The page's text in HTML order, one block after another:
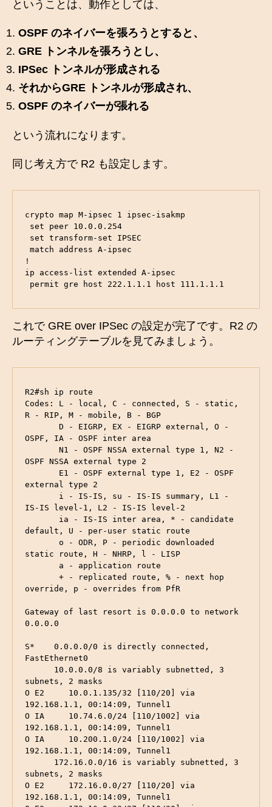
ということは、動作としては、
OSPF のネイバーを張ろうとすると、
GRE トンネルを張ろうとし、
IPSec トンネルが形成される
それからGRE トンネルが形成され、
OSPF のネイバーが張れる
という流れになります。
同じ考え方で R2 も設定します。
crypto map M-ipsec 1 ipsec-isakmp
!
ip access-list extended A-ipsec
permit gre host 222.1.1.1 host 111.1.1.1
これで GRE over IPSec の設定が完了です。R2 の
ルーティングテーブルを見てみましょう。
R2#sh ip route
Codes: L - local, C - connected, S - static,
R - RIP, M - mobile, B - BGP
OSPF, IA - OSPF inter area
OSPF NSSA external type 2
external type 2
IS-IS level-1, L2 - IS-IS level-2
default, U - per-user static route
static route, H - NHRP, l - LISP
override, p - overrides from PfR
Gateway of last resort is 0.0.0.0 to network
0.0.0.0
S*    0.0.0.0/0 is directly connected,
FastEthernet0
subnets, 2 masks
O E2     10.0.1.135/32 [110/20] via
192.168.1.1, 00:14:09, Tunnel1
O IA     10.74.6.0/24 [110/1002] via
192.168.1.1, 00:14:09, Tunnel1
O IA     10.200.1.0/24 [110/1002] via
192.168.1.1, 00:14:09, Tunnel1
subnets, 2 masks
O E2     172.16.0.0/27 [110/20] via
192.168.1.1, 00:14:09, Tunnel1